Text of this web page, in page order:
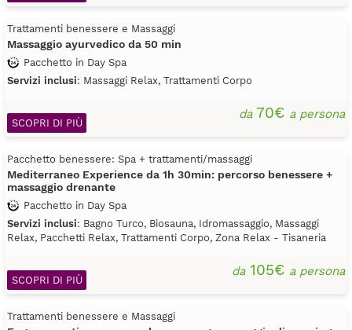
Trattamenti benessere e Massaggi
Massaggio ayurvedico da 50 min
Pacchetto in Day Spa
Servizi inclusi: Massaggi Relax, Trattamenti Corpo
da70€ a persona
SCOPRI DI PIÙ
Pacchetto benessere: Spa + trattamenti/massaggi
Mediterraneo Experience da 1h 30min: percorso benessere +
massaggio drenante
Pacchetto in Day Spa
Servizi inclusi: Bagno Turco, Biosauna, Idromassaggio, Massaggi
Relax, Pacchetti Relax, Trattamenti Corpo, Zona Relax - Tisaneria
da105€ a persona
SCOPRI DI PIÙ
Trattamenti benessere e Massaggi